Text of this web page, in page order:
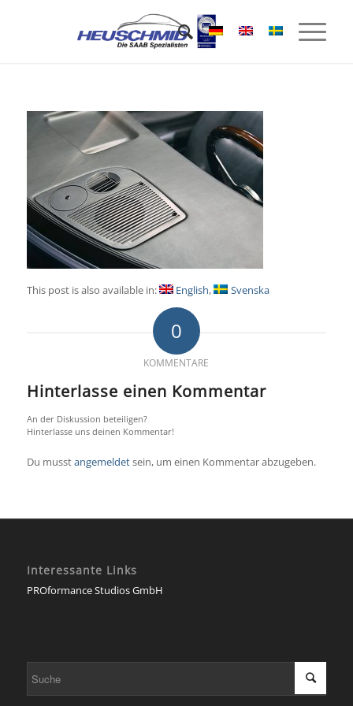
This post is also available in: English Svenska
0
KOMMENTARE
Hinterlasse einen Kommentar
An der Diskussion beteiligen?
Hinterlasse uns deinen Kommentar!
Du musstangemeldetsein, um einen Kommentar abzugeben.
Interessante Links
PROformance Studios GmbH